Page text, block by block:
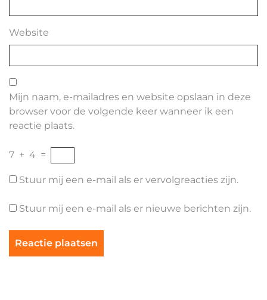
Website
Mijn naam, e-mailadres en website opslaan in deze
browser voor de volgende keer wanneer ik een
reactie plaats.
7 + 4 =
Stuur mij een e-mail als er vervolgreacties zijn.
Stuur mij een e-mail als er nieuwe berichten zijn.